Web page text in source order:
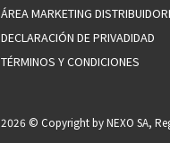
ÁREA MARKETING
DECLARACIÓN DE PRIVADIDAD
TÉRMINOS Y CONDICIONES
2026 © Copyright by NEXO SA,